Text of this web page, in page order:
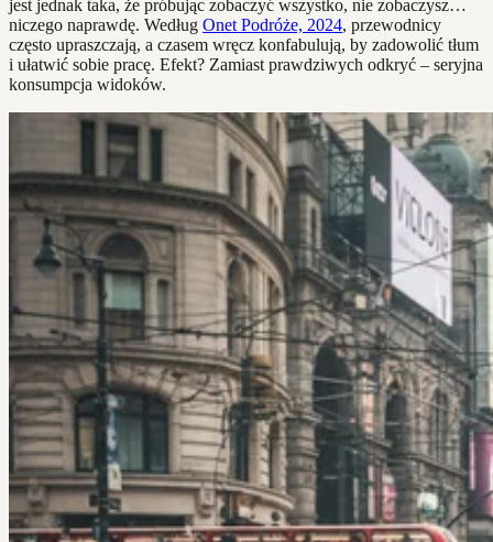
jest jednak taka, że próbując zobaczyć wszystko, nie zobaczysz…
niczego naprawdę. Według Onet Podróże, 2024, przewodnicy
często upraszczają, a czasem wręcz konfabulują, by zadowolić tłum
i ułatwić sobie pracę. Efekt? Zamiast prawdziwych odkryć – seryjna
konsumpcja widoków.